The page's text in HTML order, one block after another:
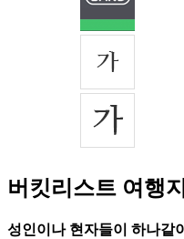
버킷리스트 여행
성인이나 현자들이 하나같